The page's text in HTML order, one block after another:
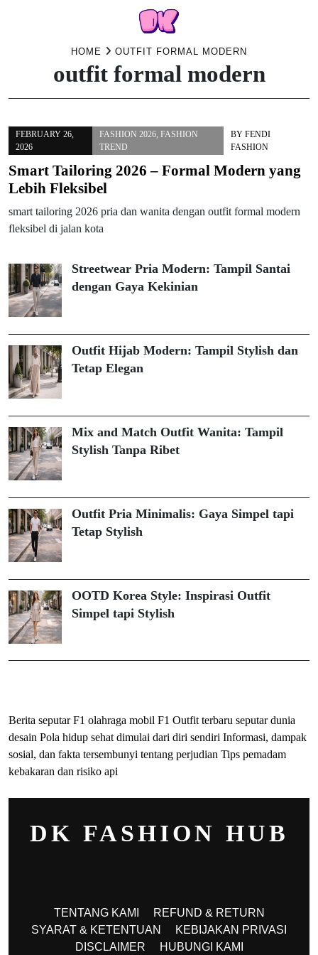
HOME OUTFIT FORMAL MODERN
outfit formal modern
FEBRUARY 26,
2026
FASHION 2026,FASHION
TREND
BY FENDI
FASHION
Smart Tailoring 2026 – Formal Modern yang
Lebih Fleksibel
smart tailoring 2026 pria dan wanita dengan outfit formal modern
fleksibel di jalan kota
Streetwear Pria Modern: Tampil Santai
dengan Gaya Kekinian
Outfit Hijab Modern: Tampil Stylish dan
Tetap Elegan
Mix and Match Outfit Wanita: Tampil
Stylish Tanpa Ribet
Outfit Pria Minimalis: Gaya Simpel tapi
Tetap Stylish
OOTD Korea Style: Inspirasi Outfit
Simpel tapi Stylish
Berita seputar F1 olahraga mobil F1 Outfit terbaru seputar dunia
desain Pola hidup sehat dimulai dari diri sendiri Informasi, dampak
sosial, dan fakta tersembunyi tentang perjudian Tips pemadam
kebakaran dan risiko api
DK FASHION HUB
TENTANG KAMI
REFUND & RETURN
SYARAT & KETENTUAN
KEBIJAKAN PRIVASI
DISCLAIMER
HUBUNGI KAMI